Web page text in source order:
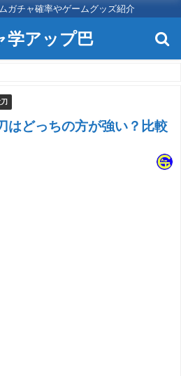
ガチャ確率やゲームグッズ紹介
学アップ巴
はどっちの方が強い？比較